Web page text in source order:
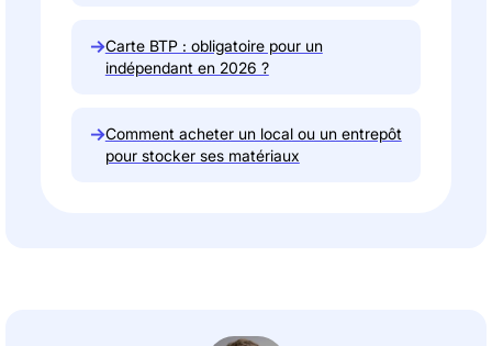
→Carte BTP : obligatoire pour un
indépendant en 2026 ?
→Comment acheter un local ou un entrepôt
pour stocker ses matériaux